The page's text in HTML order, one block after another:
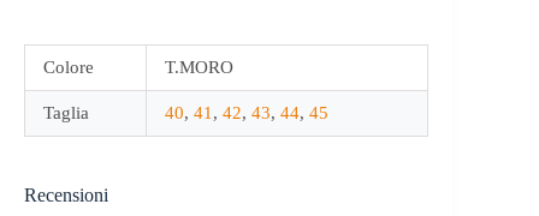
Colore T.MORO
Taglia 40, 41, 42, 43, 44, 45
Recensioni